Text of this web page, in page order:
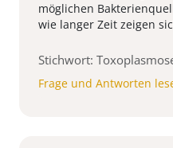
möglichen
wie langer Zeit zeigen
Stichwort:
Frage und Antworten